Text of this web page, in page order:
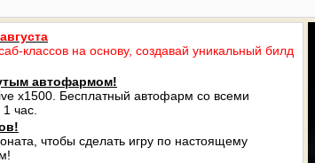
классов на основу, создавай уникальный билд
автофармом!
x1500. Бесплатный автофарм со всеми
час.
чтобы сделать игру по настоящему